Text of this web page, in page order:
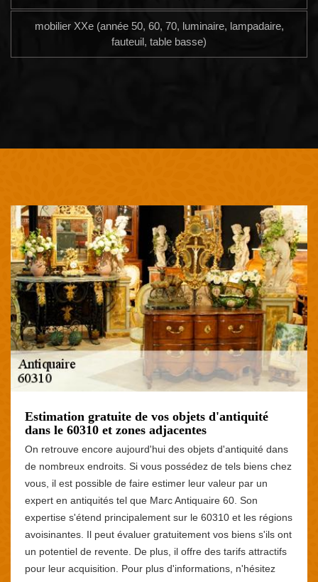
mobilier XXe (année 50, 60, 70, luminaire, lampadaire,
fauteuil, table basse)
Estimation gratuite de vos objets d'antiquité
dans le 60310 et zones adjacentes
On retrouve encore aujourd'hui des objets d'antiquité dans
de nombreux endroits. Si vous possédez de tels biens chez
vous, il est possible de faire estimer leur valeur par un
expert en antiquités tel que Marc Antiquaire 60. Son
expertise s'étend principalement sur le 60310 et les régions
avoisinantes. Il peut évaluer gratuitement vos biens s'ils ont
un potentiel de revente. De plus, il offre des tarifs attractifs
pour leur acquisition. Pour plus d'informations, n'hésitez